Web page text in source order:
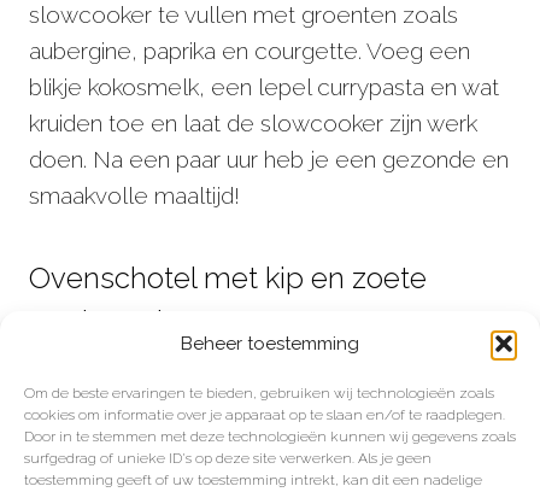
Beheer toestemming
Om de beste ervaringen te bieden, gebruiken wij technologieën zoals
cookies om informatie over je apparaat op te slaan en/of te raadplegen.
Door in te stemmen met deze technologieën kunnen wij gegevens zoals
surfgedrag of unieke ID's op deze site verwerken. Als je geen
toestemming geeft of uw toestemming intrekt, kan dit een nadelige
slowcooker te vullen met groenten zoals
aubergine, paprika en courgette. Voeg een
blikje kokosmelk, een lepel currypasta en wat
kruiden toe en laat de slowcooker zijn werk
doen. Na een paar uur heb je een gezonde en
smaakvolle maaltijd!
Ovenschotel met kip en zoete
aardappel
en zoete aardappel door alles in de
slowcooker te leggen, wat bouillon toe te
voegen en het geheel te bestrooien met